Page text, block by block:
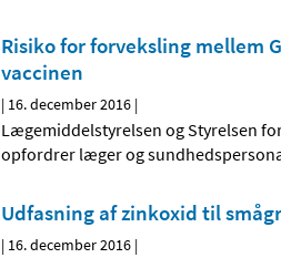
Risiko for forveksling mellem
vaccinen
| 16. december 2016 |
Lægemiddelstyrelsen og Styrelsen
opfordrer læger og
Udfasning af zinkoxid til
| 16. december 2016 |